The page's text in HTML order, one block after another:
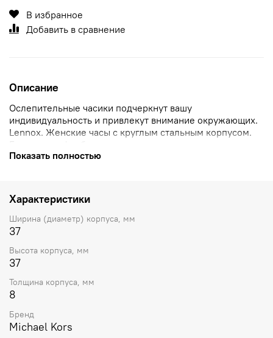
В избранное
Добавить в сравнение
Описание
Ослепительные часики подчеркнут вашу
индивидуальность и привлекут внимание окружающих.
Lennox. Женские часы с круглым стальным корпусом.
Безель и циферблат украшены множеством кристаллов.
Рифленая заводная головка с защитой. Браслет с
Показать полностью
Характеристики
Ширина (диаметр) корпуса, мм
37
Высота корпуса, мм
37
Толщина корпуса, мм
8
Бренд
Michael Kors